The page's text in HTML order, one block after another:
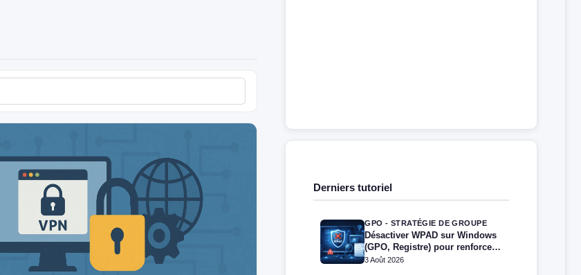
Derniers tutoriel
GPO - STRATÉGIE DE GROUPE
Désactiver WPAD sur Windows
(GPO, Registre) pour renforcer
la sécurité
3 Août 2026